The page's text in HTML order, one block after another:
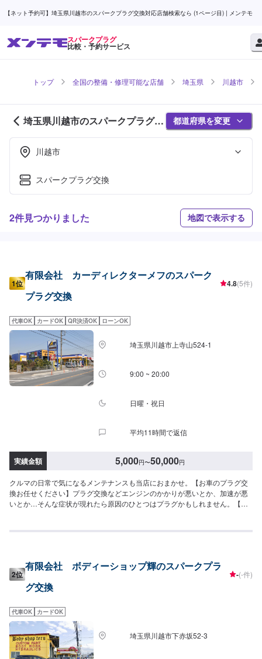
【ネット予約可】埼玉県川越市のスパークプラグ交換対応店舗検索なら (1ページ目) | メンテモ
スパークプラグ
比較・予約サービス
トップ 全国の整備・修理可能な店舗 埼玉県 川越市
埼玉県川越市のスパークプラグ対
応店舗紹介 (1ページ目)
都道府県を変更
川越市
スパークプラグ交換
2件見つかりました 地図で表示する
1位
有限会社 カーディレクターメフのスパーク
プラグ交換
4.8(5件)
代車OK カードOK QR決済OK ローンOK
埼玉県川越市上寺山524-1
9:00 ~ 20:00
日曜・祝日
平均11時間で返信
実績金額 5,000円〜50,000円
クルマの日常で気になるメンテナンスも当店におまかせ。【お車のプラグ交
換お任せください】プラグ交換などエンジンのかかりが悪いとか、加速が悪
いとか…そんな症状が現れたら原因のひとつはプラグかもしれません。【カ
イフをサポート。【パーツについて】パーツの持ち込み・ご購入も可能で
す。※燃料代はお客様負担となります【営業時間・定休日】営業時間:9:00〜
20:00定休日
2位
有限会社 ボディーショップ輝のスパークプラ
グ交換
-(-件)
代車OK カードOK
埼玉県川越市下赤坂52‐3